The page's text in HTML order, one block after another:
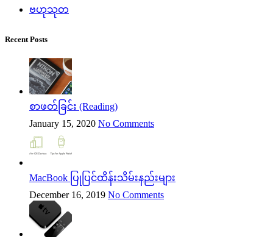
ဗဟုသုတ
Recent Posts
စာဖတ်ခြင်း (Reading)
January 15, 2020 No Comments
MacBook ပြုပြင်ထိန်းသိမ်းနည်းများ
December 16, 2019 No Comments